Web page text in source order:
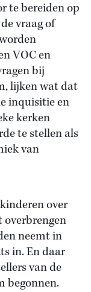
te bereiden op
vraag of
VOC en
bij
lijken wat dat
inquisitie en
kerken
te stellen als
van
over
overbrengen
neemt in
in. En daar
van de
begonnen.